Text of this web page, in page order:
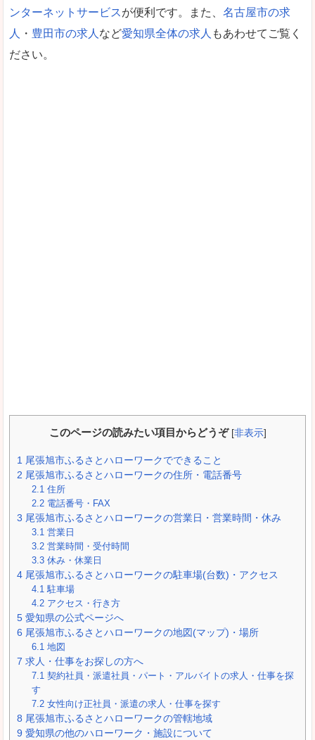
ンターネットサービスが便利です。また、 名古屋市の求
人
・ 豊田市の求人 など愛知県全体の求人 もあわせてご覧く
ださい。
このページの読みたい項目からどうぞ [非表示]
1 尾張旭市ふるさとハローワークでできること
2 尾張旭市ふるさとハローワークの住所・電話番号
2.1 住所
2.2 電話番号・FAX
3 尾張旭市ふるさとハローワークの営業日・営業時間・休み
3.1 営業日
3.2 営業時間・受付時間
3.3 休み・休業日
4 尾張旭市ふるさとハローワークの駐車場(台数)・アクセス
4.1 駐車場
4.2 アクセス・行き方
5 愛知県の公式ページへ
6 尾張旭市ふるさとハローワークの地図(マップ)・場所
6.1 地図
7 求人・仕事をお探しの方へ
7.1 契約社員・派遣社員・パート・アルバイトの求人・仕事を探
す
7.2 女性向け正社員・派遣の求人・仕事を探す
8 尾張旭市ふるさとハローワークの管轄地域
9 愛知県の他のハローワーク・施設について